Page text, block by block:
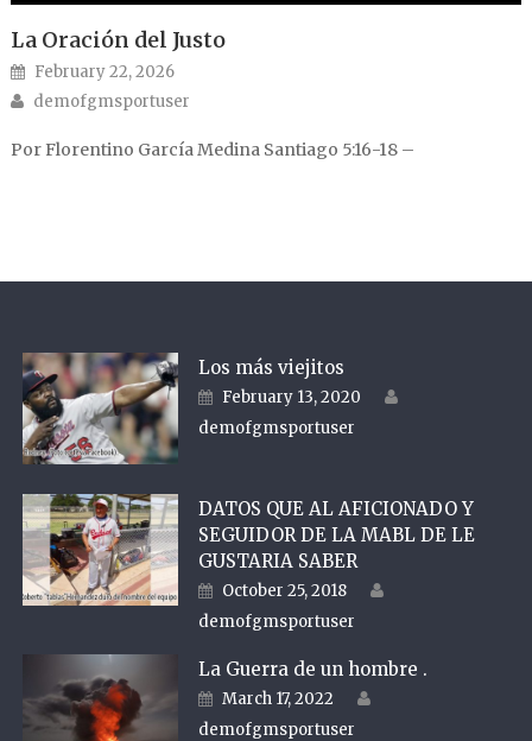
La Oración del Justo
Posted on
February 22, 2026
Author
demofgmsportuser
Por Florentino García Medina Santiago 5:16-18 –
Los más viejitos
Posted on
February 13, 2020
demofgmsportuser
DATOS QUE AL AFICIONADO Y
SEGUIDOR DE LA MABL DE LE
GUSTARIA SABER
Posted on
October 25, 2018
demofgmsportuser
La Guerra de un hombre .
Posted on
March 17, 2022
demofgmsportuser